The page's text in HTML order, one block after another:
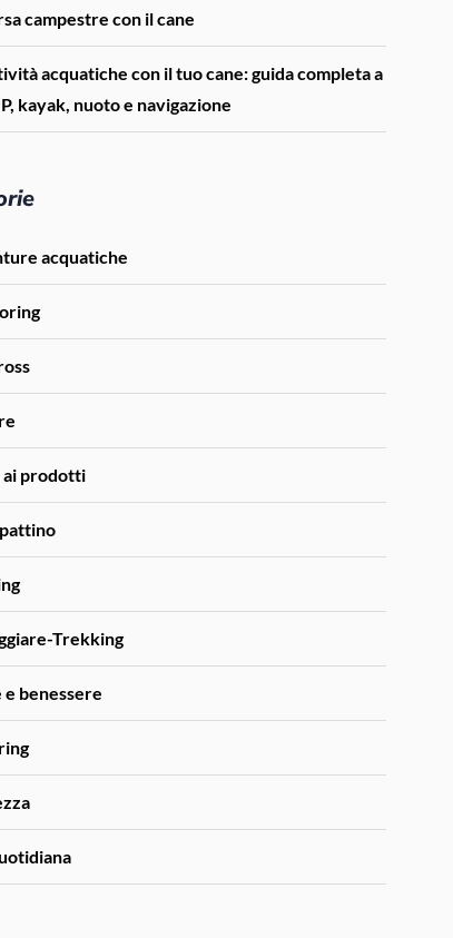
campestre con il cane
acquatiche con il tuo cane: guida completa a
kayak, nuoto e navigazione
acquatiche
ai prodotti
Trekking
e benessere